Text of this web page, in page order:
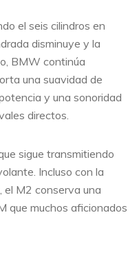
el seis cilindros en
disminuye y la
BMW continúa
una suavidad de
y una sonoridad
directos.
sigue transmitiendo
Incluso con la
el M2 conserva una
que muchos aficionados